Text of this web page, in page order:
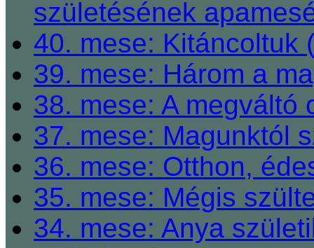
születésének
40. mese: Kitáncoltuk
39. mese: Három a
38. mese: A megváltó
37. mese: Magunktól
36. mese: Otthon,
35. mese: Mégis
34. mese: Anya